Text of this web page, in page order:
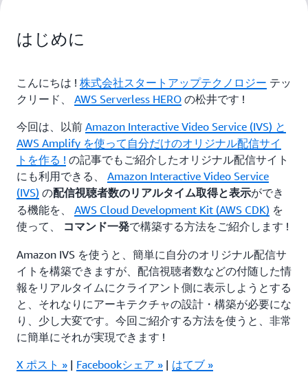
はじめに
こんにちは ! 株式会社スタートアップテクノロジー テッ
クリード、 AWS Serverless HERO の松井です !
今回は、以前 Amazon Interactive Video Service (IVS) と
AWS Amplify を使って自分だけのオリジナル配信サイ
トを作る ! の記事でもご紹介したオリジナル配信サイト
にも利用できる、 Amazon Interactive Video Service
(IVS) の配信視聴者数のリアルタイム取得と表示ができ
る機能を、 AWS Cloud Development Kit (AWS CDK) を
使って、
コマンド一発で構築する方法をご紹介します !
Amazon IVS を使うと、簡単に自分のオリジナル配信サ
イトを構築できますが、配信視聴者数などの付随した情
報をリアルタイムにクライアント側に表示しようとする
と、それなりにアーキテクチャの設計・構築が必要にな
り、少し大変です。今回ご紹介する方法を使うと、非常
に簡単にそれが実現できます !
X ポスト » | Facebookシェア » | はてブ »